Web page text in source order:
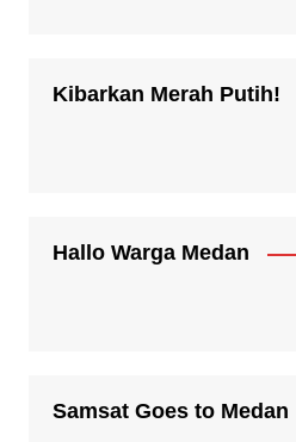
Kibarkan Merah Putih!
Hallo Warga Medan
Samsat Goes to Medan